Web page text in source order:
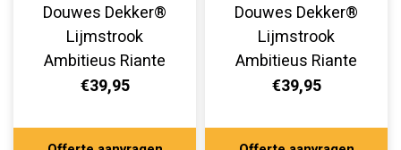
Douwes Dekker®
Lijmstrook
Ambitieus Riante
Plank Panna Cotta
€39,95
Douwes Dekker®
Lijmstrook
Ambitieus Riante
Plank Creme Brulee
€39,95